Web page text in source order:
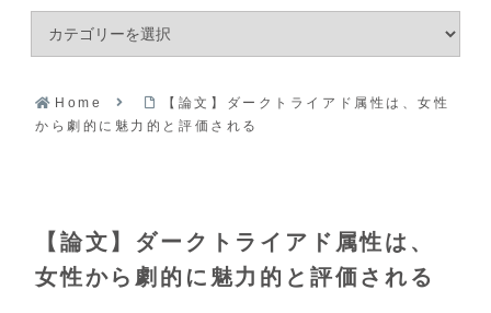
Home
【論文】ダークトライアド属性は、女性
から劇的に魅力的と評価される
【論文】ダークトライアド属性は、
女性から劇的に魅力的と評価される